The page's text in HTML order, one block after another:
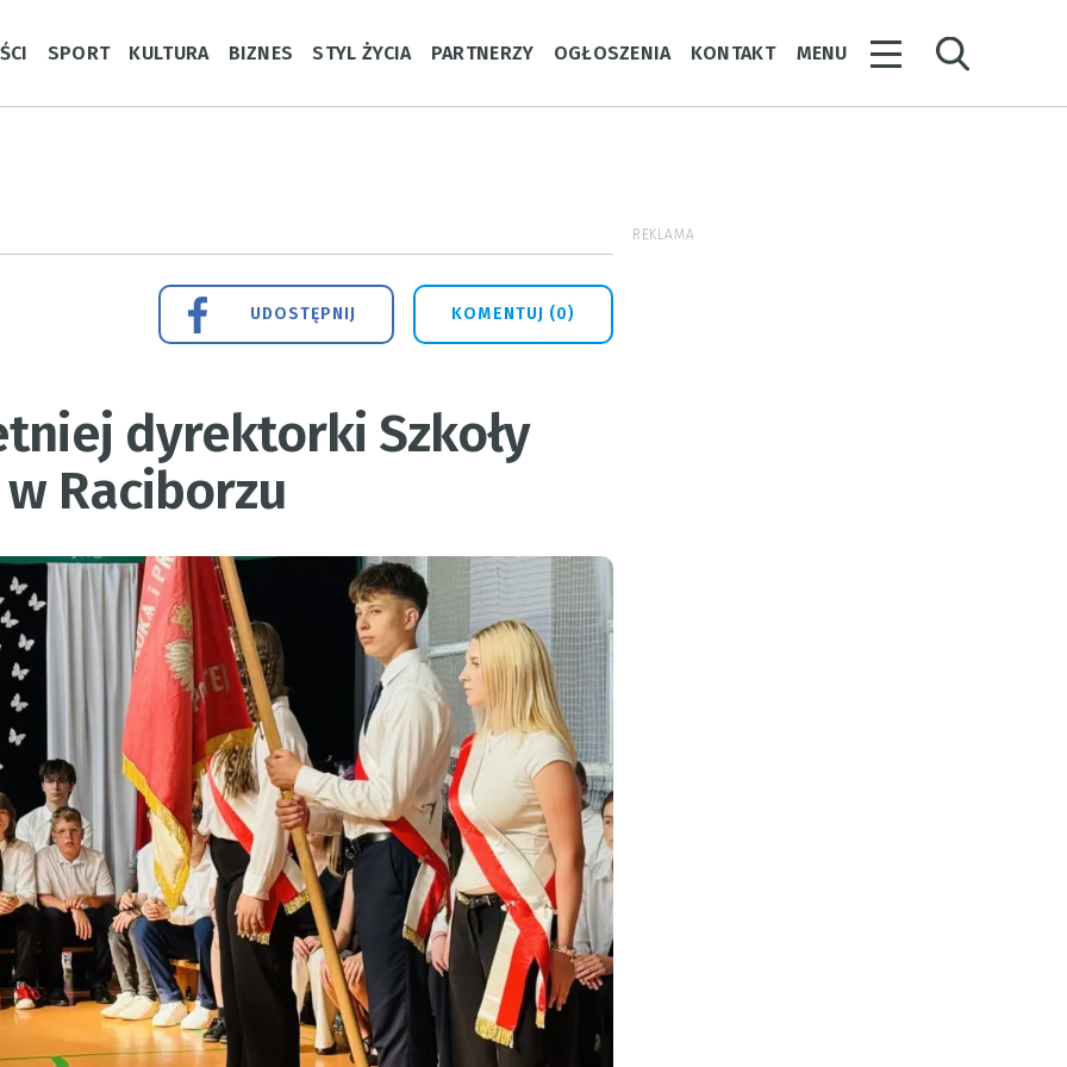
SPORT KULTURA BIZNES STYL ŻYCIA PARTNERZY OGŁOSZENIA KONTAKT MENU
KOMENTUJ (0)
UDOSTĘPNIJ
dyrektorki Szkoły
Raciborzu
REKLAMA